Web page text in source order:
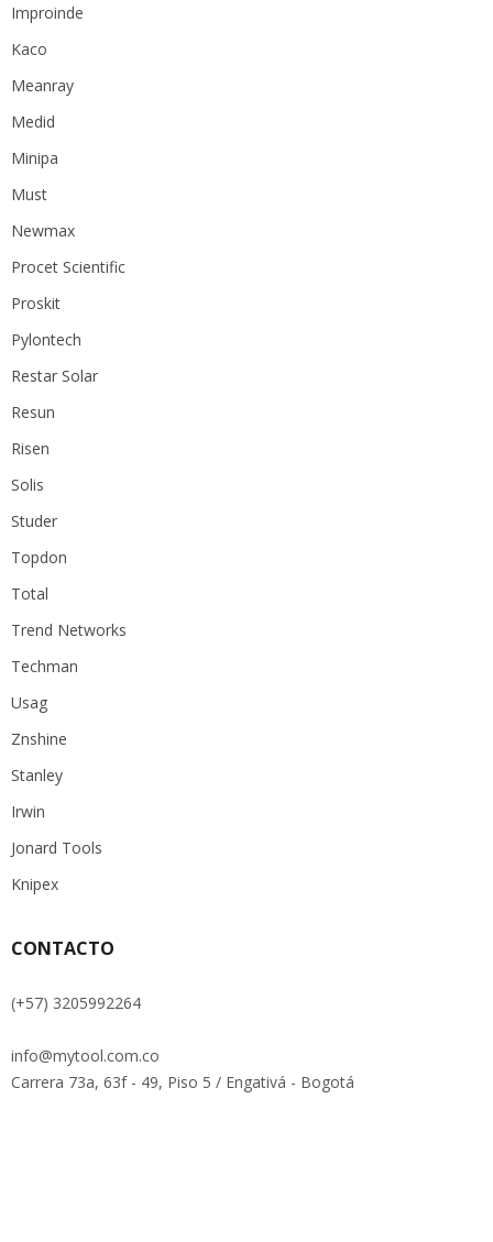
Improinde
Kaco
Meanray
Medid
Minipa
Must
Newmax
Procet Scientific
Proskit
Pylontech
Restar Solar
Resun
Risen
Solis
Studer
Topdon
Total
Trend Networks
Techman
Usag
Znshine
Stanley
Irwin
Jonard Tools
Knipex
CONTACTO
(+57) 3205992264
info@mytool.com.co
Carrera 73a, 63f - 49, Piso 5 / Engativá - Bogotá